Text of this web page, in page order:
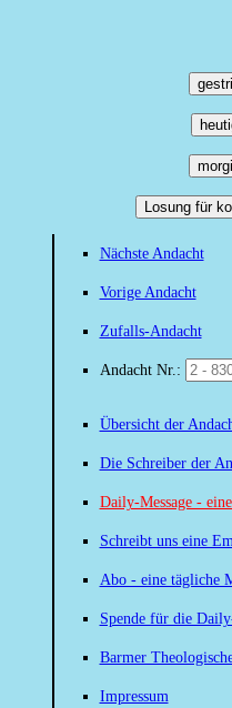
Losung für
Nächste Andacht
Vorige Andacht
Zufalls-Andacht
Andacht Nr.:
Übersicht der
Die Schreiber der
Daily-Message -
Schreibt uns eine
Abo - eine tägliche
Spende für die
Barmer
Impressum